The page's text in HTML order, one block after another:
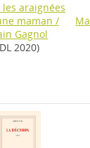
les araignées
maman /
Gagnol
2020)